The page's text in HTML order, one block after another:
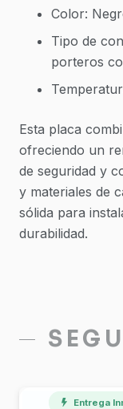
Color:
Tipo de
porteros
Esta placa
ofreciendo un
de seguridad y
y materiales de
sólida para
durabilidad.